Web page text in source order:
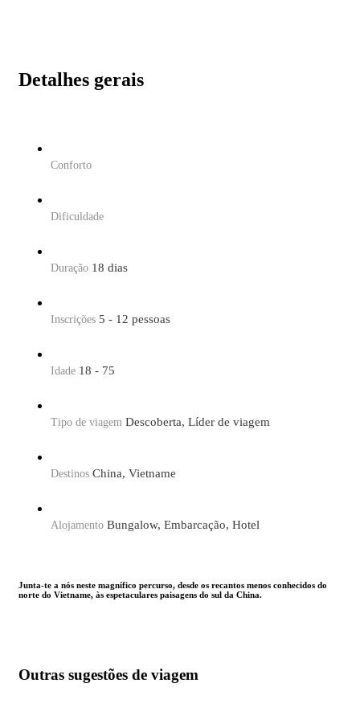
Detalhes gerais
Conforto
Dificuldade
Duração 18 dias
Inscrições 5 - 12 pessoas
Idade 18 - 75
Tipo de viagem Descoberta, Líder de viagem
Destinos China, Vietname
Alojamento Bungalow, Embarcação, Hotel
Junta-te a nós neste magnífico percurso, desde os recantos menos conhecidos do
norte do Vietname, às espetaculares paisagens do sul da China.
SaPa.
Outras sugestões de viagem